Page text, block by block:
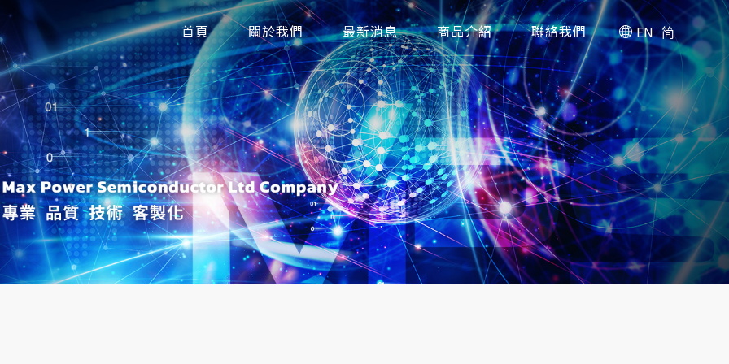
首頁 關於我們 最新消息 商品介紹 聯絡我們 EN 简